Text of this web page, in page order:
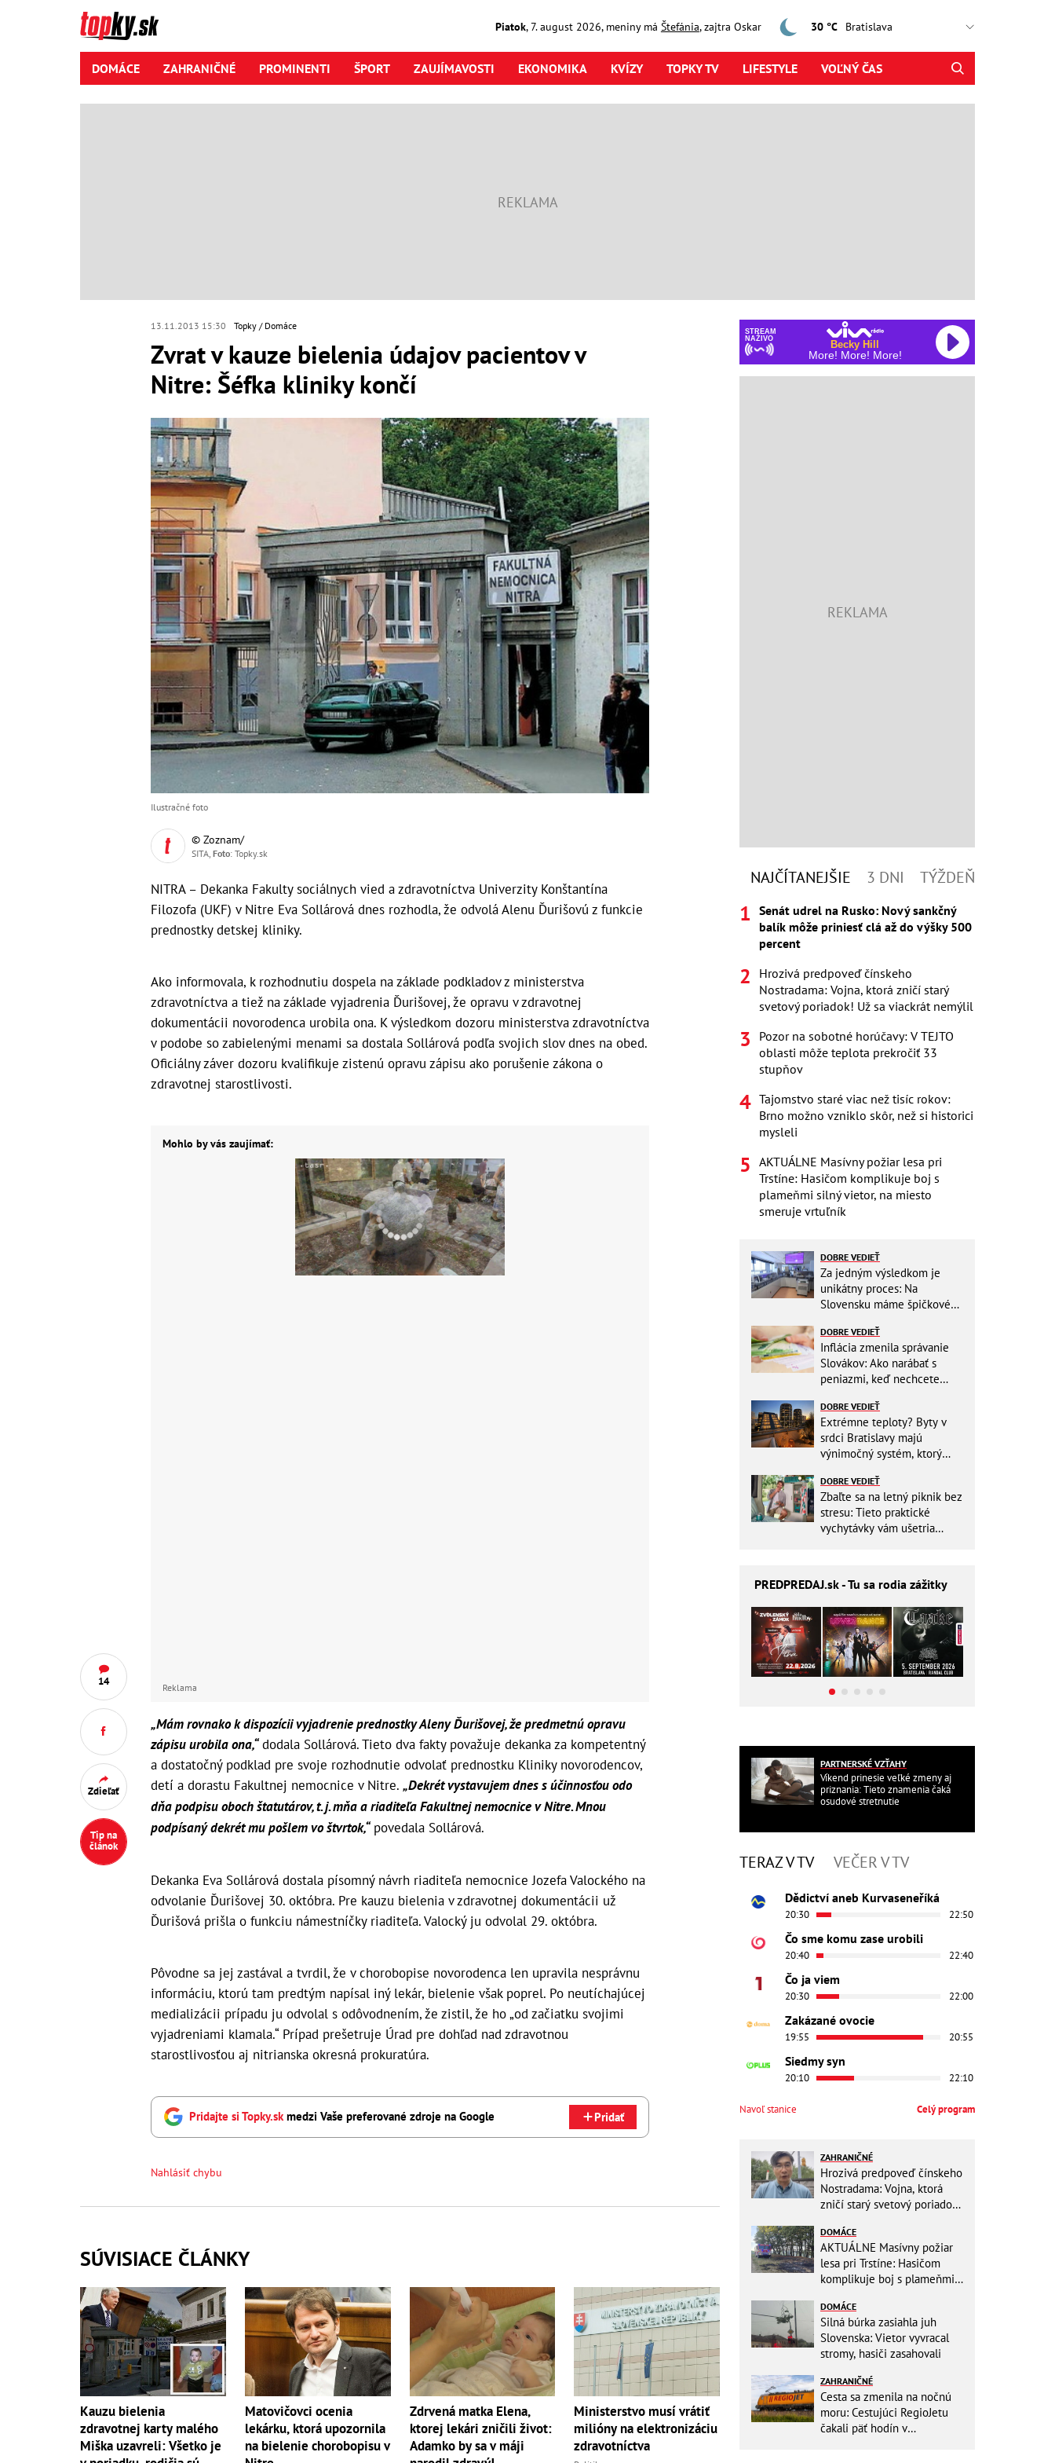
Piatok,7. august2026, meniny má Štefánia, zajtra Oskar 30 °C
DOMÁCE ZAHRANIČNÉ PROMINENTI ŠPORT ZAUJÍMAVOSTI EKONOMIKA KVÍZY TOPKY TV LIFESTYLE VOĽNÝ ČAS
13.11.2013 15:30 Topky Domáce
Zvrat v kauze bielenia údajov pacientov v
Nitre: Šéfka kliniky končí
14
Zdieľať
Tip na
článok
Ilustračné foto
© Zoznam/
SITA, Foto: Topky.sk
NITRA – Dekanka Fakulty sociálnych vied a zdravotníctva Univerzity Konštantína
Filozofa (UKF) v Nitre Eva Sollárová dnes rozhodla, že odvolá Alenu Ďurišovú z funkcie
prednostky detskej kliniky.
Ako informovala, k rozhodnutiu dospela na základe podkladov z ministerstva
zdravotníctva a tiež na základe vyjadrenia Ďurišovej, že opravu v zdravotnej
dokumentácii novorodenca urobila ona. K výsledkom dozoru ministerstva zdravotníctva
v podobe so zabielenými menami sa dostala Sollárová podľa svojich slov dnes na obed.
Oficiálny záver dozoru kvalifikuje zistenú opravu zápisu ako porušenie zákona o
zdravotnej starostlivosti.
Mohlo by vás zaujímať:
Reklama
„Mám rovnako k dispozícii vyjadrenie prednostky Aleny Ďurišovej, že predmetnú opravu
zápisu urobila ona,“dodala Sollárová. Tieto dva fakty považuje dekanka za kompetentný
a dostatočný podklad pre svoje rozhodnutie odvolať prednostku Kliniky novorodencov,
detí a dorastu Fakultnej nemocnice v Nitre. „Dekrét vystavujem dnes s účinnosťou odo
dňa podpisu oboch štatutárov, t. j. mňa a riaditeľa Fakultnej nemocnice v Nitre. Mnou
podpísaný dekrét mu pošlem vo štvrtok,“povedala Sollárová.
Dekanka Eva Sollárová dostala písomný návrh riaditeľa nemocnice Jozefa Valockého na
odvolanie Ďurišovej 30. októbra. Pre kauzu bielenia v zdravotnej dokumentácii už
Ďurišová prišla o funkciu námestníčky riaditeľa. Valocký ju odvolal 29. októbra.
Pôvodne sa jej zastával a tvrdil, že v chorobopise novorodenca len upravila nesprávnu
informáciu, ktorú tam predtým napísal iný lekár, bielenie však poprel. Po neutíchajúcej
medializácii prípadu ju odvolal s odôvodnením, že zistil, že ho „od začiatku svojimi
vyjadreniami klamala.“ Prípad prešetruje Úrad pre dohľad nad zdravotnou
starostlivosťou aj nitrianska okresná prokuratúra.
Pridajte si Topky.skmedzi Vaše preferované zdroje na Google Pridať
Nahlásiť chybu
SÚVISIACE ČLÁNKY
Kauzu bielenia
zdravotnej karty malého
Miška uzavreli: Všetko je
Matovičovci ocenia
lekárku, ktorá upozornila
na bielenie chorobopisu v
Zdrvená matka Elena,
ktorej lekári zničili život:
Adamko by sa v máji
Ministerstvo musí vrátiť
milióny na elektronizáciu
zdravotníctva
STREAM
NAŽIVO
Becky Hill
More! More! More!
NAJČÍTANEJŠIE 3 DNI TÝŽDEŇ
Senát udrel na Rusko: Nový sankčný
balík môže priniesť clá až do výšky 500
percent
Hrozivá predpoveď čínskeho
Nostradama: Vojna, ktorá zničí starý
svetový poriadok! Už sa viackrát nemýlil
Pozor na sobotné horúčavy: V TEJTO
oblasti môže teplota prekročiť 33
stupňov
Tajomstvo staré viac než tisíc rokov:
Brno možno vzniklo skôr, než si historici
mysleli
AKTUÁLNE Masívny požiar lesa pri
Trstíne: Hasičom komplikuje boj s
plameňmi silný vietor, na miesto
smeruje vrtuľník
DOBRE VEDIEŤ
Za jedným výsledkom je
unikátny proces: Na
Slovensku máme špičkové
DOBRE VEDIEŤ
Inflácia zmenila správanie
Slovákov: Ako narábať s
peniazmi, keď nechcete
DOBRE VEDIEŤ
Extrémne teploty? Byty v
srdci Bratislavy majú
výnimočný systém, ktorý
DOBRE VEDIEŤ
Zbaľte sa na letný piknik bez
stresu: Tieto praktické
vychytávky vám ušetria
PREDPREDAJ.sk - Tu sa rodia zážitky
PARTNERSKÉ VZŤAHY
Víkend prinesie veľké zmeny aj
priznania: Tieto znamenia čaká
osudové stretnutie
TERAZ V TV VEČER V TV
Dědictví aneb Kurvaseneříká
20:30 22:50
Čo sme komu zase urobili
20:40 22:40
Čo ja viem
20:30 22:00
Zakázané ovocie
19:55 20:55
Siedmy syn
20:10 22:10
Navoľ stanice Celý program
ZAHRANIČNÉ
Hrozivá predpoveď čínskeho
Nostradama: Vojna, ktorá
zničí starý svetový poriadok!
DOMÁCE
AKTUÁLNE Masívny požiar
lesa pri Trstíne: Hasičom
komplikuje boj s plameňmi
smeruje vrtuľník
DOMÁCE
Silná búrka zasiahla juh
Slovenska: Vietor vyvracal
stromy, hasiči zasahovali
ZAHRANIČNÉ
Cesta sa zmenila na nočnú
moru: Cestujúci RegioJetu
čakali päť hodín v